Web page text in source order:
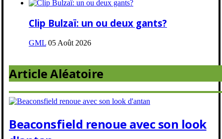
Clip Bulzaï: un ou deux gants?
GML 05 Août 2026
Article Aléatoire
Beaconsfield renoue avec son look